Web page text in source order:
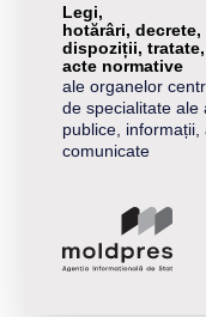
Legi,
hotărâri, decrete,
dispoziții, tratate,
acte normative
ale organelor
de specialitate ale
publice, informații,
comunicate